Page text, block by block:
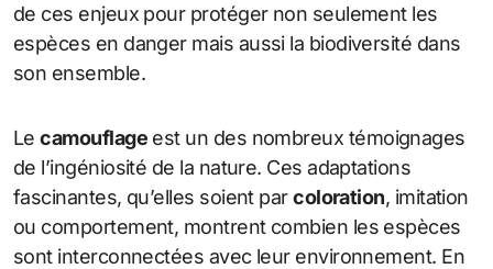
de ces enjeux pour protéger non seulement les
espèces en danger mais aussi la biodiversité dans
son ensemble.
Lecamouflage est un des nombreux témoignages
de l’ingéniosité de la nature. Ces adaptations
fascinantes, qu’elles soient parcoloration, imitation
ou comportement, montrent combien les espèces
sont interconnectées avec leur environnement. En